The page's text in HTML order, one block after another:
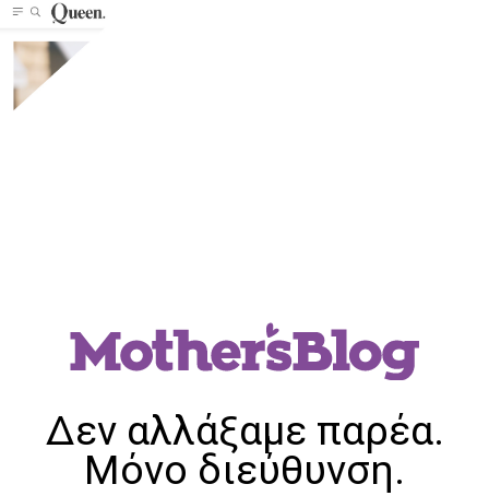
Δεν αλλάξαμε παρέα.
Μόνο διεύθυνση.